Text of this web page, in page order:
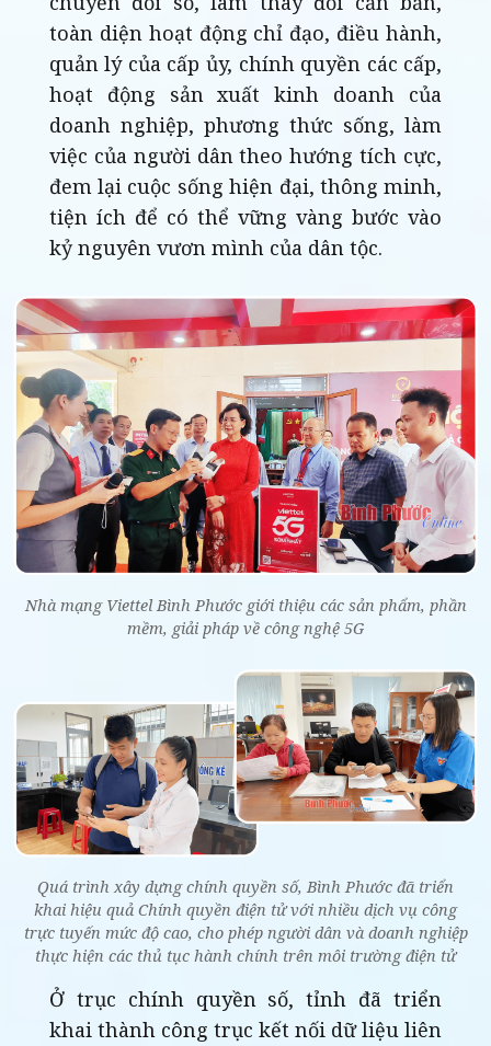
toàn diện hoạt động chỉ đạo, điều hành,
quản lý của cấp ủy, chính quyền các cấp,
hoạt động sản xuất kinh doanh của
doanh nghiệp, phương thức sống, làm
việc của người dân theo hướng tích cực,
đem lại cuộc sống hiện đại, thông minh,
tiện ích để có thể vững vàng bước vào
kỷ nguyên vươn mình của dân tộc.
Nhà mạng Viettel Bình Phước giới thiệu các sản phẩm, phần
mềm, giải pháp về công nghệ 5G
Quá trình xây dựng chính quyền số, Bình Phước đã triển
khai hiệu quả Chính quyền điện tử với nhiều dịch vụ công
trực tuyến mức độ cao, cho phép người dân và doanh nghiệp
thực hiện các thủ tục hành chính trên môi trường điện tử
Ở trục chính quyền số, tỉnh đã triển
khai thành công trục kết nối dữ liệu liên